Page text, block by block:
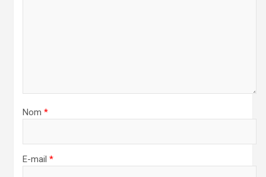
Nom *
E-mail *